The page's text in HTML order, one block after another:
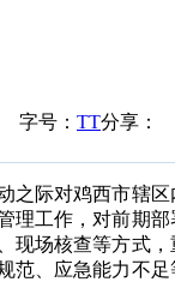
分享：
字号： TT
际对鸡西市辖区
理工作，对前期
现场核查等方式
范、应急能力不